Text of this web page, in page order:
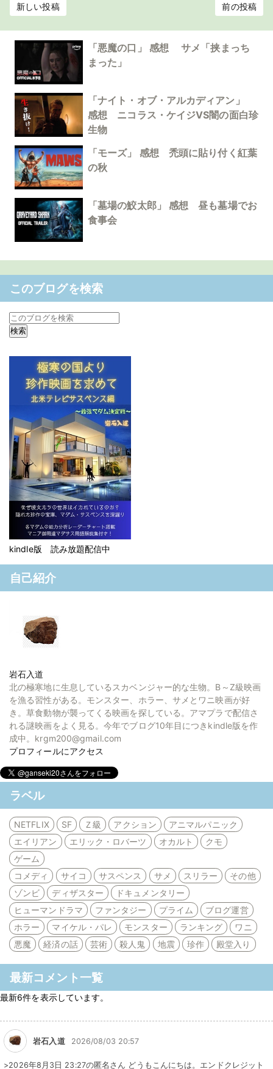
新しい投稿 前の投稿
「悪魔の口」 感想 サメ「挟まっち
まった」
「ナイト・オブ・アルカディアン」
感想 ニコラス・ケイジVS闇の面白珍
生物
「モーズ」 感想 禿頭に貼り付く紅葉
の秋
「墓場の鮫太郎」 感想 昼も墓場でお
食事会
このブログを検索
kindle版 読み放題配信中
自己紹介
岩石入道
北の極寒地に生息しているスカベンジャー的な生物。B～Z級映画
を漁る習性がある。モンスター、ホラー、サメとワニ映画が好
き。草食動物が襲ってくる映画を探している。アマプラで配信さ
れる謎映画をよく見る。今年でブログ10年目につきkindle版を作
成中。krgm200@gmail.com
プロフィールにアクセス
ラベル
NETFLIX SF Ｚ級 アクション
アニマルパニック
エイリアン
エリック・ロバーツ オカルト
クモ
ゲーム
コメディ
サイコ サスペンス サメ スリラー
その他
ゾンビ
ディザスター
ドキュメンタリー
ヒューマンドラマ
ファンタジー プライム
ブログ運営
ホラー
マイケル・パレ モンスター ランキング
ワニ
悪魔
経済の話 芸術 殺人鬼 地震 珍作 殿堂入り
最新コメント一覧
最新6件を表示しています。
岩石入道 2026/08/03 20:57
>2026年8月3日 23:27の匿名さん どうもこんにちは。エンドクレジット